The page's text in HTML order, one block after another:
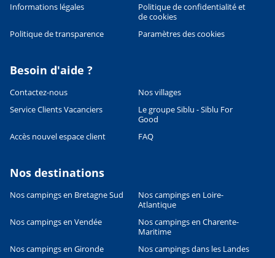
Leaflet|©OpenStreetMapcontributors, Points © 2012 LINZ
Informations légales
Politique de confidentialité et
de cookies
Politique de transparence
Paramètres des cookies
Besoin d'aide ?
Contactez-nous
Nos villages
Service Clients Vacanciers
Le groupe Siblu - Siblu For
Good
Accès nouvel espace client
FAQ
Nos destinations
Nos campings en Bretagne Sud
Nos campings en Loire-
Atlantique
Nos campings en Vendée
Nos campings en Charente-
Maritime
Nos campings en Gironde
Nos campings dans les Landes